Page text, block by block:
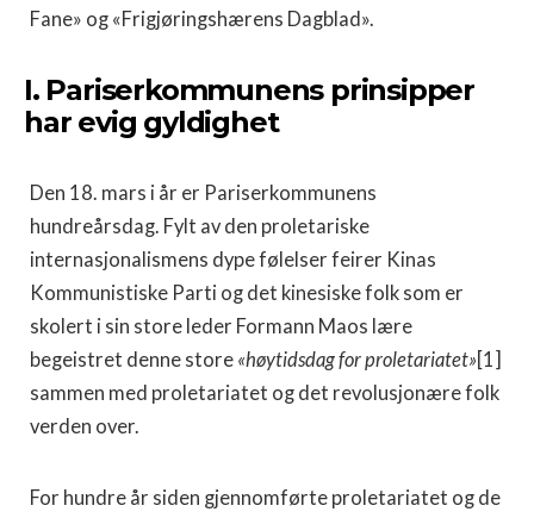
Fane» og «Frigjøringshærens Dagblad».
I. Pariserkommunens prinsipper
har evig gyldighet
Den 18. mars i år er Pariserkommunens
hundreårsdag. Fylt av den proletariske
internasjonalismens dype fø­lelser feirer Kinas
Kommunistiske Parti og det kinesiske folk som er
skolert i sin store leder Formann Maos lære
begeistret denne store «høytidsdag for proletaria­tet» [1]
sammen med proletariatet og det revolusjonære folk
verden over.
For hundre år siden gjennomførte proletariatet og de